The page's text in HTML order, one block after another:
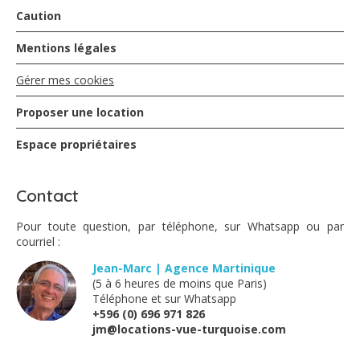
Tout simplement parfait ! L’accueil, l’emplacement, la
propreté vraiment rien à dire !
Nous recommandons à 100% !!
etaient fonctionnels, propres et l’emplacement idéal.
Nos interlocuteurs etaient réactifs et à l’écoute.
Perrot - février 2025
Caution
Mentions légales
Gérer mes cookies
Proposer une location
Espace propriétaires
Contact
Pour toute question, par téléphone, sur Whatsapp ou par
courriel :
Jean-Marc | Agence Martinique
(5 à 6 heures de moins que Paris)
Téléphone et sur Whatsapp
+596 (0) 696 971 826
jm@locations-vue-turquoise.com